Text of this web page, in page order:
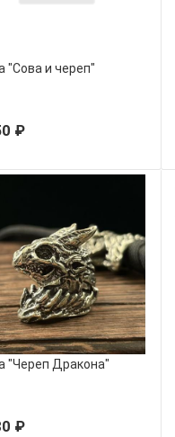
"Сова и череп"
₽
"Череп Дракона"
₽